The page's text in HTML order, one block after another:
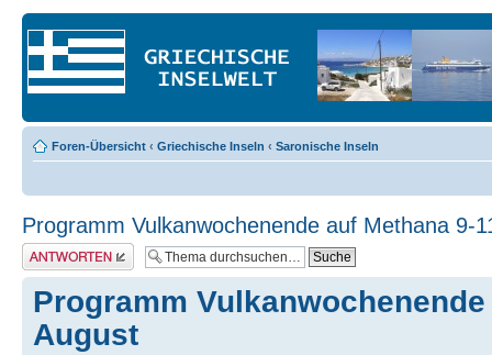
Foren-Übersicht ‹ Griechische Inseln ‹ Saronische Inseln
Programm Vulkanwochenende auf Methana 9-
Antwort erstellen
Programm Vulkanwochenende
August